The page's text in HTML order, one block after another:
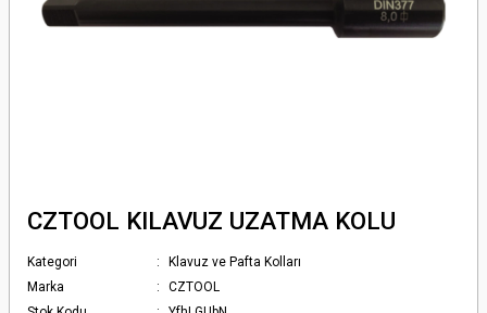
CZTOOL KILAVUZ UZATMA KOLU
Kategori
Klavuz ve Pafta Kolları
Marka
CZTOOL